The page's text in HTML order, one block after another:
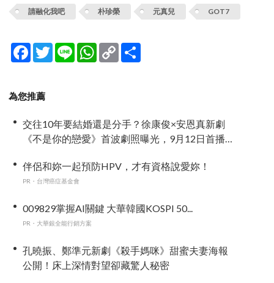
請融化我吧 朴珍榮 元真兒 GOT7
Facebook
TwitterLine WhatsApp
Copy
Link
為您推薦
交往10年要結婚還是分手？徐康俊×安恩真新劇
《不是你的戀愛》首波劇照曝光，9月12日首播引
伴侶和妳一起預防HPV，才有資格說愛妳！
PR・台灣癌症基金會
009829掌握AI關鍵 大華韓國KOSPI 50...
PR・大華銀全能行銷方案
孔曉振、鄭準元新劇《殺手媽咪》甜蜜夫妻海報
公開！床上深情對望卻藏驚人秘密